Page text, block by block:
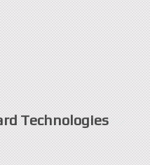
Technologies